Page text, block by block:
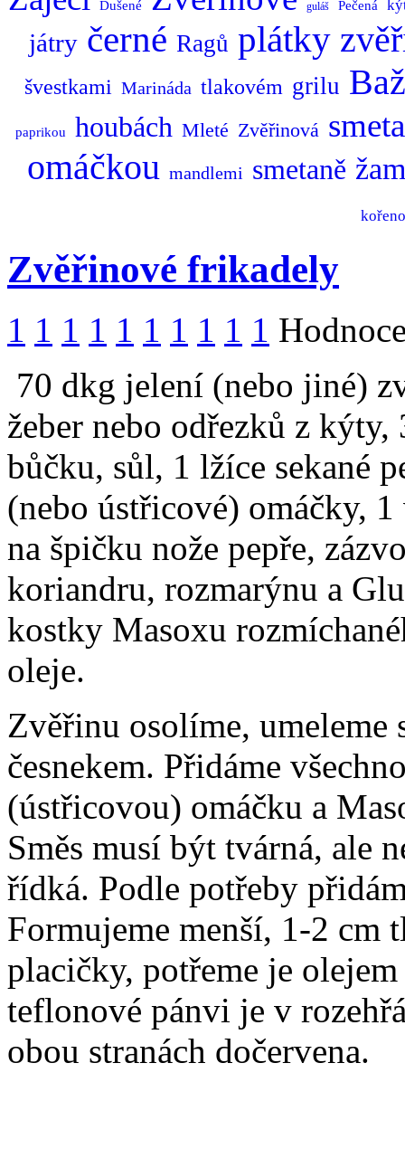
Dušené guláš Pečená
játry černé Ragů plátky
švestkami Marináda tlakovém grilu
paprikou houbách Mleté Zvěřinová
omáčkou mandlemi smetaně
Zvěřinové frikadely
1 1 1 1 1 1 1 1 1 1
70 dkg jelení (nebo jiné)
žeber nebo odřezků z
bůčku, sůl, 1 lžíce sekané
(nebo ústřicové) omáčky,
na špičku nože pepře,
koriandru, rozmarýnu a
kostky Masoxu
oleje.
Zvěřinu osolíme, umeleme
česnekem. Přidáme
(ústřicovou) omáčku a
Směs musí být tvárná, ale
řídká. Podle potřeby
Formujeme menší, 1-2 cm
placičky, potřeme je
teflonové pánvi je v
obou stranách dočervena.